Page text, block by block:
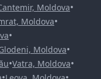
Moldova•
Moldova•
•
Moldova•
•Vatra, Moldova•